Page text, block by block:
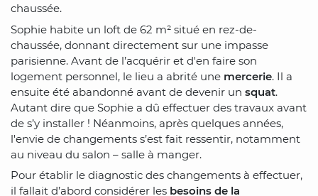
chaussée.
Sophie habite un loft de 62 m² situé en rez-de-
chaussée, donnant directement sur une impasse
parisienne. Avant de l’acquérir et d'en faire son
logement personnel, le lieu a abrité une mercerie. Il a
ensuite été abandonné avant de devenir un squat.
Autant dire que Sophie a dû effectuer des travaux avant
de s’y installer ! Néanmoins, après quelques années,
l'envie de changements s’est fait ressentir, notamment
au niveau du salon – salle à manger.
Pour établir le diagnostic des changements à effectuer,
il fallait d’abord considérer les besoins de la